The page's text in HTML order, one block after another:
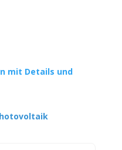
mit Details und